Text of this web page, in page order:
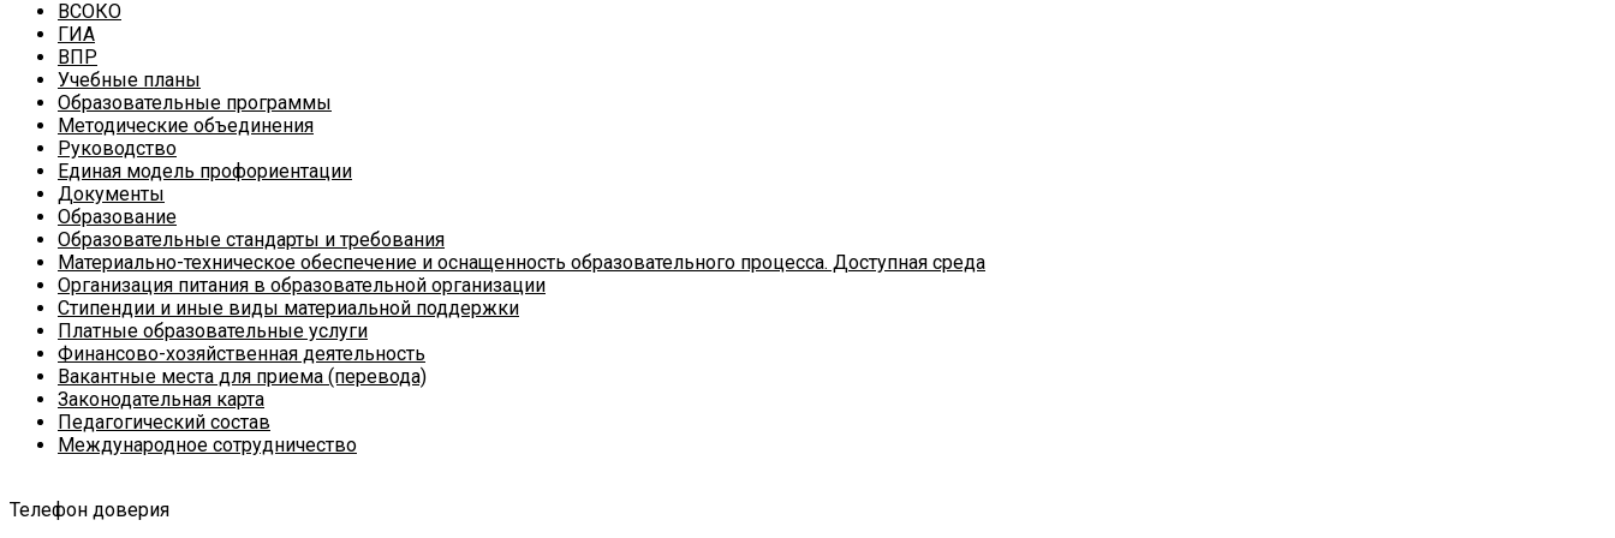
ВСОКО
ГИА
ВПР
Учебные планы
Образовательные программы
Методические объединения
Руководство
Единая модель профориентации
Документы
Образование
Образовательные стандарты и требования
Материально-техническое обеспечение и оснащенность образовательного процесса. Доступная среда
Организация питания в образовательной организации
Стипендии и иные виды материальной поддержки
Платные образовательные услуги
Финансово-хозяйственная деятельность
Вакантные места для приема (перевода)
Законодательная карта
Педагогический состав
Международное сотрудничество
Телефон доверия